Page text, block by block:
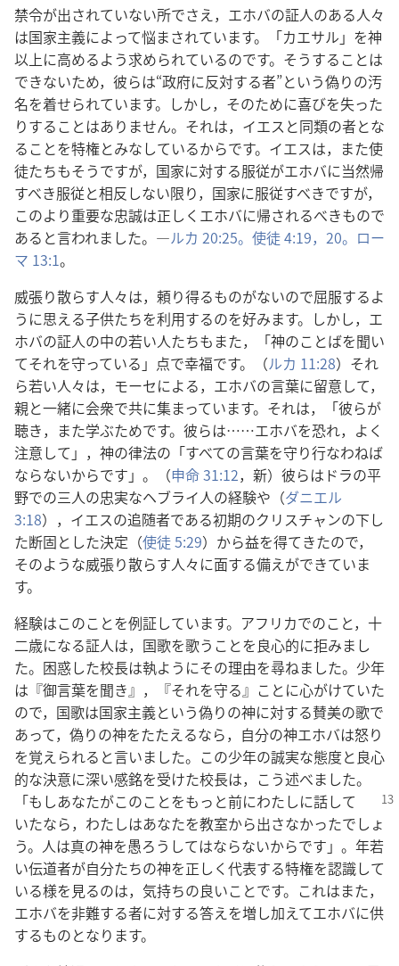
禁令が出されていない所でさえ，エホバの証人のある人々
は国家主義によって悩まされています。「カエサル」を神
以上に高めるよう求められているのです。そうすることは
できないため，彼らは“政府に反対する者”という偽りの汚
名を着せられています。しかし，そのために喜びを失った
りすることはありません。それは，イエスと同類の者とな
ることを特権とみなしているからです。イエスは，また使
徒たちもそうですが，国家に対する服従がエホバに当然帰
すべき服従と相反しない限り，国家に服従すべきですが，
このより重要な忠誠は正しくエホバに帰されるべきもので
あると言われました。―ルカ 20:25。 使徒 4:19，20。 ロー
マ 13:1。
威張り散らす人々は，頼り得るものがないので屈服するよ
うに思える子供たちを利用するのを好みます。しかし，エ
ホバの証人の中の若い人たちもまた，「神のことばを聞い
てそれを守っている」点で幸福です。（ルカ 11:28）それ
ら若い人々は，モーセによる，エホバの言葉に留意して，
親と一緒に会衆で共に集まっています。それは，「彼らが
聴き，また学ぶためです。彼らは……エホバを恐れ，よく
注意して」，神の律法の「すべての言葉を守り行なわねば
ならないからです」。（申命 31:12，新）彼らはドラの平
野での三人の忠実なヘブライ人の経験や（ダニエル
3:18），イエスの追随者である初期のクリスチャンの下し
た断固とした決定（使徒 5:29）から益を得てきたので，
そのような威張り散らす人々に面する備えができていま
す。
経験はこのことを例証しています。アフリカでのこと，十
二歳になる証人は，国歌を歌うことを良心的に拒みまし
た。困惑した校長は執ようにその理由を尋ねました。少年
は『御言葉を聞き』，『それを守る』ことに心がけていた
ので，国歌は国家主義という偽りの神に対する賛美の歌で
あって，偽りの神をたたえるなら，自分の神エホバは怒り
を覚えられると言いました。この少年の誠実な態度と良心
的な決意に深い感銘を受けた校長は，こう述べました。
「もしあなたがこのことをもっと前にわたしに話して
いたなら，わたしはあなたを教室から出さなかったでしょ
う。人は真の神を愚ろうしてはならないからです」。年若
い伝道者が自分たちの神を正しく代表する特権を認識して
いる様を見るのは，気持ちの良いことです。これはまた，
エホバを非難する者に対する答えを増し加えてエホバに供
するものとなります。